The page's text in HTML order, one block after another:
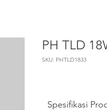
PH TLD
SKU: PHTLD1833
Spesifikasi